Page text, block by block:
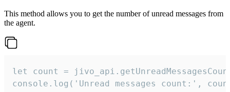
This method allows you to get the number of unread messages from
the agent.
let count =
console.log('Unread messages count:',